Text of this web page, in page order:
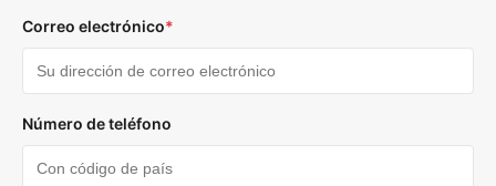
Correo electrónico*
Número de teléfono